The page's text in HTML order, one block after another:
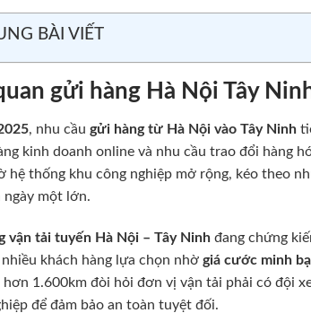
BÀI VIẾT
gửi hàng Hà Nội Tây
, nhu cầu gửi hàng từ Hà Nội vào Tây Ninh
kinh doanh online và nhu cầu trao đổi hàng
hệ thống khu công nghiệp mở rộng, kéo theo
một lớn.
vận tải tuyến Hà Nội – Tây Ninh đang chứng
khách hàng lựa chọn nhờ giá cước minh
1.600km đòi hỏi đơn vị vận tải phải có đội
để đảm bảo an toàn tuyệt đối.